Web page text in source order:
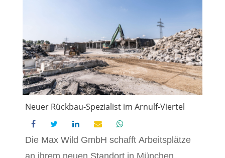
Neuer Rückbau-Spezialist im Arnulf-Viertel
Die Max Wild GmbH schafft Arbeitsplätze